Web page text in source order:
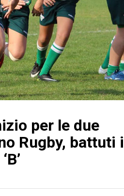
per le due
Rugby, battuti